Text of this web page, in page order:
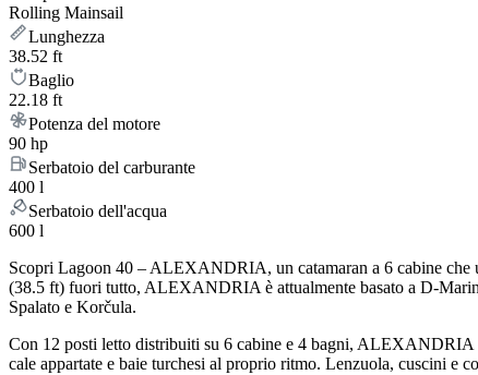
Rolling Mainsail
Lunghezza
38.52 ft
Baglio
22.18 ft
Potenza del motore
90 hp
Serbatoio del carburante
400 l
Serbatoio dell'acqua
600 l
Scopri Lagoon 40 – ALEXANDRIA, un catamaran a 6 cabine che
(38.5 ft) fuori tutto, ALEXANDRIA è attualmente basato a D-
Spalato e Korčula.
Con 12 posti letto distribuiti su 6 cabine e 4 bagni, ALEXANDRIA
cale appartate e baie turchesi al proprio ritmo. Lenzuola, cuscini e